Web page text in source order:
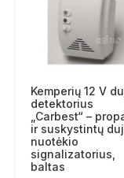
Kemperių 12 V
detektorius
„Carbest“ –
ir suskystintų
nuotėkio
signalizatorius,
baltas